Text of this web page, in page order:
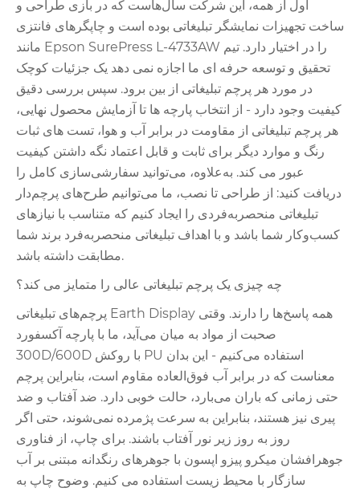
اول از همه، این شرکت سال‌هاست که در بازی طراحی و
ساخت تجهیزات نمایشگر تبلیغاتی بوده است و چاپگرهای فانتزی
مانند Epson SurePress L-4733AW را در اختیار دارد. تیم
تحقیق و توسعه حرفه ای ما اجازه نمی دهد یک جزئیات کوچک
در مورد هر پرچم تبلیغاتی از بین برود. سپس بررسی دقیق
کیفیت وجود دارد - از انتخاب پارچه ها تا آزمایش محصول نهایی،
هر پرچم تبلیغاتی از مقاومت در برابر آب و هوا، تست های ثبات
رنگ و موارد دیگر برای ثابت و قابل اعتماد نگه داشتن کیفیت
عبور می کند. به‌علاوه، می‌توانید سفارشی‌سازی کامل را
دریافت کنید: از طراحی تا نصب، ما می‌توانیم طرح‌های پرچم‌دار
تبلیغاتی منحصربه‌فردی را ایجاد کنیم که متناسب با نیازهای
کسب‌وکار شما باشد و با اهداف تبلیغاتی منحصربه‌فرد برند شما
مطابقت داشته باشد.
چه چیزی یک پرچم تبلیغاتی عالی را متمایز می کند؟
پرچم‌های تبلیغاتی Earth Display همه پاسخ‌ها را دارند. وقتی
صحبت از مواد به میان می‌آید، ما با پارچه آکسفورد
300D/600D با روکش PU استفاده می‌کنیم - این بدان
معناست که در برابر آب فوق‌العاده مقاوم است، بنابراین پرچم
حتی زمانی که باران می‌بارد، حالت خوبی دارد. ضد آفتاب و ضد
پیری نیز هستند، بنابراین به سرعت پژمرده نمی‌شوند، حتی اگر
روز به روز زیر نور آفتاب باشند. برای چاپ، از فناوری
جوهرافشان میکرو پیزو اپسون با جوهرهای رنگدانه مبتنی بر آب
سازگار با محیط زیست استفاده می کنیم. وضوح چاپ به